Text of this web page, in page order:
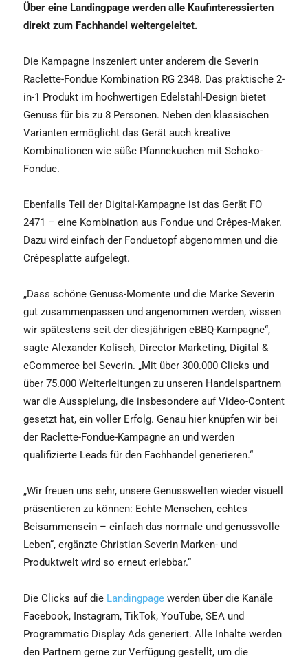
Über eine Landingpage werden alle Kaufinteressierten
direkt zum Fachhandel weitergeleitet.
Die Kampagne inszeniert unter anderem die Severin
Raclette-Fondue Kombination RG 2348. Das praktische 2-
in-1 Produkt im hochwertigen Edelstahl-Design bietet
Genuss für bis zu 8 Personen. Neben den klassischen
Varianten ermöglicht das Gerät auch kreative
Kombinationen wie süße Pfannekuchen mit Schoko-
Fondue.
Ebenfalls Teil der Digital-Kampagne ist das Gerät FO
2471 – eine Kombination aus Fondue und Crêpes-Maker.
Dazu wird einfach der Fonduetopf abgenommen und die
Crêpesplatte aufgelegt.
„Dass schöne Genuss-Momente und die Marke Severin
gut zusammenpassen und angenommen werden, wissen
wir spätestens seit der diesjährigen eBBQ-Kampagne“,
sagte Alexander Kolisch, Director Marketing, Digital &
eCommerce bei Severin. „Mit über 300.000 Clicks und
über 75.000 Weiterleitungen zu unseren Handelspartnern
war die Ausspielung, die insbesondere auf Video-Content
gesetzt hat, ein voller Erfolg. Genau hier knüpfen wir bei
der Raclette-Fondue-Kampagne an und werden
qualifizierte Leads für den Fachhandel generieren.“
„Wir freuen uns sehr, unsere Genusswelten wieder visuell
präsentieren zu können: Echte Menschen, echtes
Beisammensein – einfach das normale und genussvolle
Leben“, ergänzte Christian Severin Marken- und
Produktwelt wird so erneut erlebbar.“
Die Clicks auf die Landingpage werden über die Kanäle
Facebook, Instagram, TikTok, YouTube, SEA und
Programmatic Display Ads generiert. Alle Inhalte werden
den Partnern gerne zur Verfügung gestellt, um die